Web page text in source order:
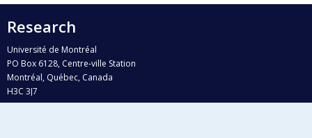
Research
Université de Montréal
PO Box 6128, Centre-ville Station
Montréal, Québec, Canada
H3C 3J7